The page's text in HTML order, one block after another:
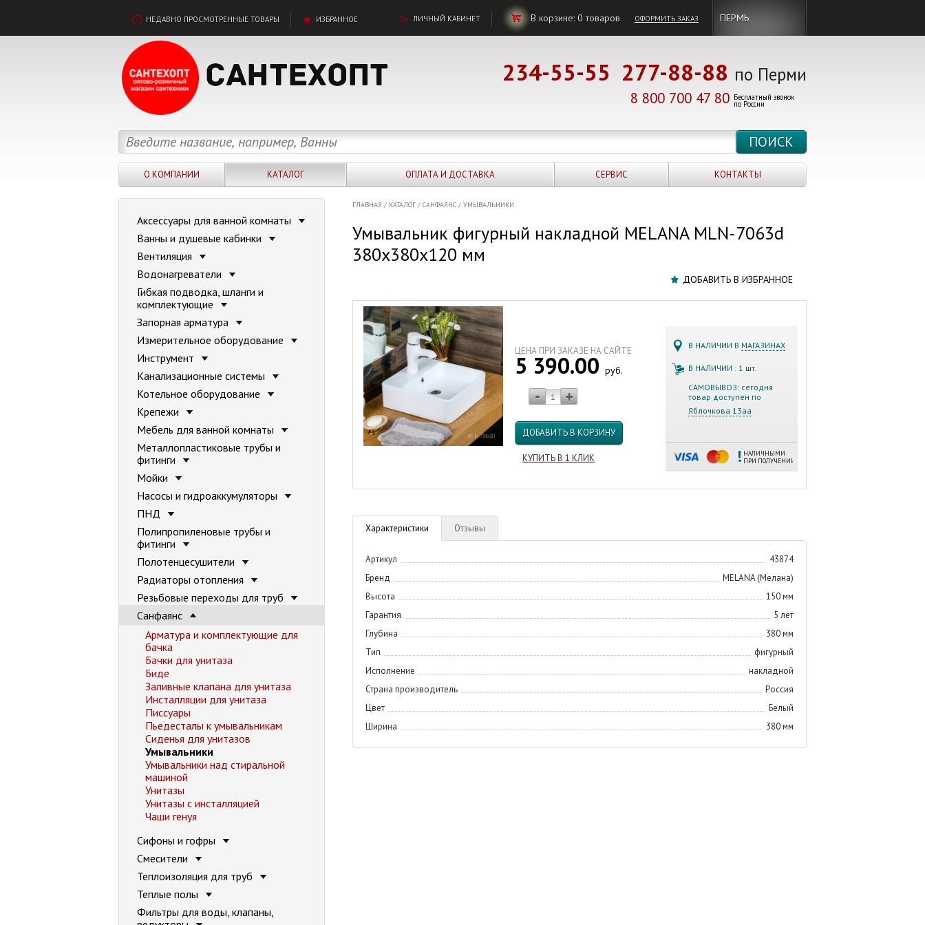
НЕДАВНО ПРОСМОТРЕННЫЕ ТОВАРЫ ИЗБРАННОЕ ЛИЧНЫЙ КАБИНЕТ В корзине: 0товаров ОФОРМИТЬ ЗАКАЗ ПЕРМЬ
234-55-55 277-88-88 по Перми
8 800 700 47 80 Бесплатный звонок
по России
О КОМПАНИИ КАТАЛОГ ОПЛАТА И ДОСТАВКА СЕРВИС КОНТАКТЫ
ГЛАВНАЯ / КАТАЛОГ / САНФАЯНС / УМЫВАЛЬНИКИ
Умывальник фигурный накладной MELANA MLN-7063d
380х380х120 мм
ДОБАВИТЬ В ИЗБРАННОЕ
В НАЛИЧИИ В МАГАЗИНАХ
В НАЛИЧИИ : 1 шт.
САМОВЫВОЗ: сегодня
товар доступен по
Яблочкова 13аа
НАЛИЧНЫМИ
ПРИ ПОЛУЧЕНИИ
ЦЕНА ПРИ ЗАКАЗЕ НА САЙТЕ
5 390.00 руб.
ДОБАВИТЬ В КОРЗИНУ
КУПИТЬ В 1 КЛИК
Характеристики Отзывы
Артикул
43874
Бренд
MELANA (Мелана)
Высота
150 мм
Гарантия
5 лет
Глубина
380 мм
Тип
фигурный
Исполнение
накладной
Страна производитель
Россия
Цвет
Белый
Ширина
380 мм
Аксессуары для ванной комнаты
Ванны и душевые кабинки
Вентиляция
Водонагреватели
Гибкая подводка, шланги и
комплектующие
Запорная арматура
Измерительное оборудование
Инструмент
Канализационные системы
Котельное оборудование
Крепежи
Мебель для ванной комнаты
Металлопластиковые трубы и
фитинги
Мойки
Насосы и гидроаккумуляторы
ПНД
Полипропиленовые трубы и
фитинги
Полотенцесушители
Радиаторы отопления
Резьбовые переходы для труб
Санфаянс
Арматура и комплектующие для
бачка
Бачки для унитаза
Биде
Заливные клапана для унитаза
Инсталляции для унитаза
Писсуары
Пьедесталы к умывальникам
Сиденья для унитазов
Умывальники
Умывальники над стиральной
машиной
Унитазы
Унитазы с инсталляцией
Чаши генуя
Сифоны и гофры
Смесители
Теплоизоляция для труб
Теплые полы
Фильтры для воды, клапаны,